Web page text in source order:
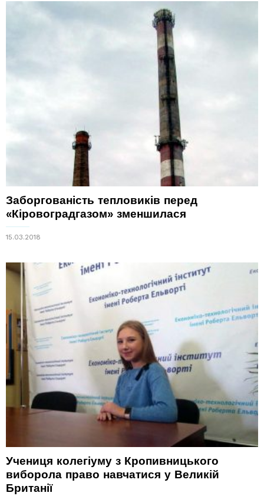
Заборгованість тепловиків перед
«Кіровоградгазом» зменшилася
15.03.2018
Учениця колегіуму з Кропивницького
виборола право навчатися у Великій
Британії